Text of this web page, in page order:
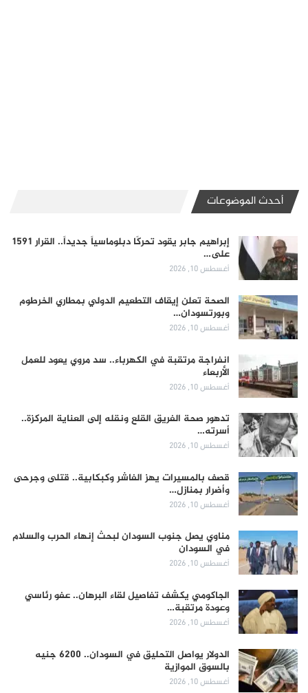
أحدث الموضوعات
إبراهيم جابر يقود تحركًا دبلوماسياً جديداً.. القرار 1591
على…
أغسطس 10, 2026
الصحة تعلن إيقاف التطعيم الدولي بمطاري الخرطوم
وبورتسودان…
أغسطس 10, 2026
انفراجة مرتقبة في الكهرباء.. سد مروي يعود للعمل
الأربعاء
أغسطس 10, 2026
تدهور صحة الفريق القلع ونقله إلى العناية المركزة..
أسرته…
أغسطس 10, 2026
قصف بالمسيرات يهز الفاشر وكبكابية.. قتلى وجرحى
وأضرار بمنازل…
أغسطس 10, 2026
مناوي يصل جنوب السودان لبحث إنهاء الحرب والسلام
في السودان
أغسطس 10, 2026
الجاكومي يكشف تفاصيل لقاء البرهان.. عفو رئاسي
وعودة مرتقبة…
أغسطس 10, 2026
الدولار يواصل التحليق في السودان.. 6200 جنيه
بالسوق الموازية
أغسطس 10, 2026